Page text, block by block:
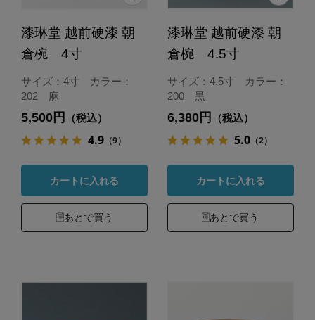
漆琳堂 越前硬漆 朝
倉椀 4寸
サイズ：4寸 カラー：
202 麻
5,500円 （税込）
4.9（9）
カートに入れる
あとで買う
漆琳堂 越前硬漆 朝
倉椀 4.5寸
サイズ：4.5寸 カラー：
200 黒
6,380円 （税込）
5.0（2）
カートに入れる
あとで買う